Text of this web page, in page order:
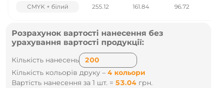
CMYK + білий
255.12 161.84 96.72
Розрахунок вартості нанесення без
урахування вартості продукції:
Кількість нанесень
Кількість кольорів друку – 4 кольори
Вартість нанесення за 1 шт. = 53.04 грн.